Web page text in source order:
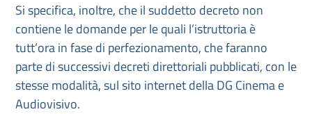
Si specifica, inoltre, che il suddetto decreto non
contiene le domande per le quali l’istruttoria è
tutt’ora in fase di perfezionamento, che faranno
parte di successivi decreti direttoriali pubblicati, con le
stesse modalità, sul sito internet della DG Cinema e
Audiovisivo.